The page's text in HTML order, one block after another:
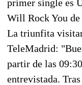
primer single es
Will Rock You de
La triunfita
TeleMadrid:
partir de las
entrevistada.